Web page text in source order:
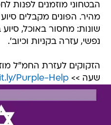
הבטחוני מוזמנים לפנות
מהיר. הפונים מקבלים
שונות: מחסור באוכל,
נפשי, עזרה בקניות וכיוב'.
הזקוקים לעזרת החמ"ל
שעה >>Purple-Help